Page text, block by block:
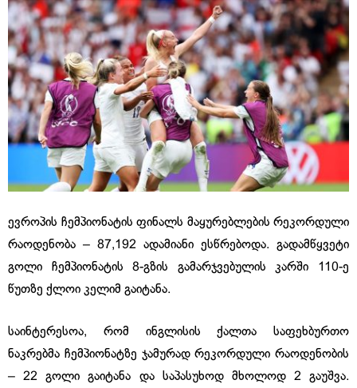
ევროპის ჩემპიონატის ფინალს მაყურებლების რეკორდული
რაოდენობა – 87,192 ადამიანი ესწრებოდა. გადამწყვეტი
გოლი ჩემპიონატის 8-გზის გამარჯვებულის კარში 110-ე
წუთზე ქლოი კელიმ გაიტანა.
საინტერესოა, რომ ინგლისის ქალთა საფეხბურთო
ნაკრებმა ჩემპიონატზე ჯამურად რეკორდული რაოდენობის
– 22 გოლი გაიტანა და საპასუხოდ მხოლოდ 2 გაუშვა.